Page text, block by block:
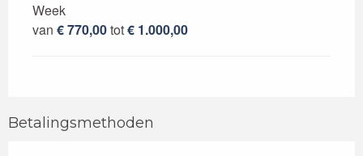
Week
van € 770,00tot€ 1.000,00
Betalingsmethoden